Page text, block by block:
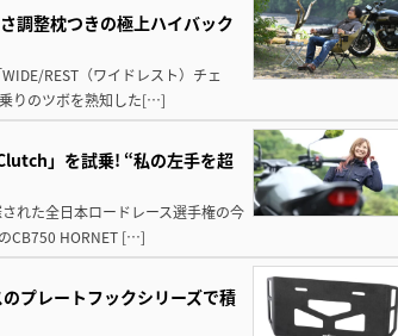
調整枕つきの極上ハイバック
REST（ワイドレスト）チェ
りのツボを熟知した[…]
」を試乗! “私の左手を超
れた全日本ロードレース選手権の今
CB750 HORNET […]
プレートフックシリーズで積